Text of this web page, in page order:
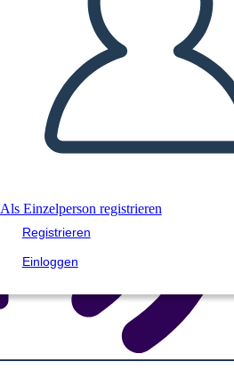
Als Einzelperson registrieren
Registrieren
Einloggen